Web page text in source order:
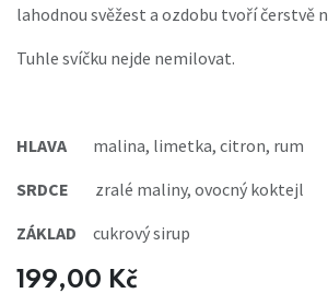
lahodnou svěžest a ozdobu tvoří čerstvě
Tuhle svíčku nejde nemilovat.
HLAVA
malina, limetka, citron, rum
SRDCE zralé maliny, ovocný koktejl
ZÁKLAD cukrový sirup
199,00 Kč